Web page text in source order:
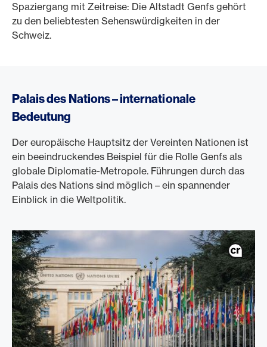
Spaziergang mit Zeitreise: Die Altstadt Genfs gehört
zu den beliebtesten Sehenswürdigkeiten in der
Schweiz.
Palais des Nations – internationale
Bedeutung
Der europäische Hauptsitz der Vereinten Nationen ist
ein beeindruckendes Beispiel für die Rolle Genfs als
globale Diplomatie-Metropole. Führungen durch das
Palais des Nations sind möglich – ein spannender
Einblick in die Weltpolitik.